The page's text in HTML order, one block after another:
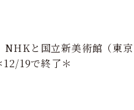
NHKと国立新美術館（
12/19で終了＊